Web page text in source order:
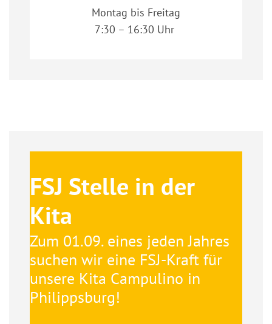
Montag bis Freitag
7:30 – 16:30 Uhr
FSJ Stelle in der
Kita
Zum 01.09. eines jeden Jahres
suchen wir eine FSJ-Kraft für
unsere Kita Campulino in
Philippsburg!